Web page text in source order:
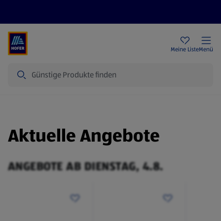
Meine ListeMenü
Aktuelle Angebote
ANGEBOTE AB DIENSTAG, 4.8.